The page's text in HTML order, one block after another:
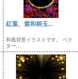
紅葉、紫和柄玉...
和風背景イラストです。 ベク
ター...